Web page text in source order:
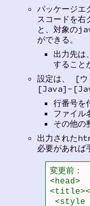
パッケージエ
スコードを
と、対象の
ができる。
出力先は
すること
設定は、 [
[Java]-
行番号を
ファイル
その他の
出力された
必要があれば
変更前：
<head>
<style